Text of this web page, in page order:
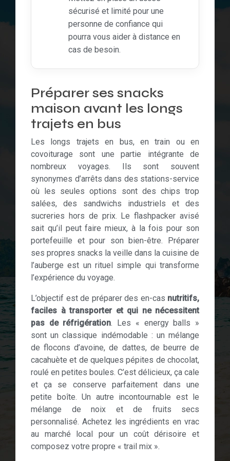
sécurisé et limité pour une
personne de confiance qui
pourra vous aider à distance en
cas de besoin.
Préparer ses snacks
maison avant les longs
trajets en bus
Les longs trajets en bus, en train ou en
covoiturage sont une partie intégrante de
nombreux voyages. Ils sont souvent
synonymes d’arrêts dans des stations-service
où les seules options sont des chips trop
salées, des sandwichs industriels et des
sucreries hors de prix. Le flashpacker avisé
sait qu’il peut faire mieux, à la fois pour son
portefeuille et pour son bien-être. Préparer
ses propres snacks la veille dans la cuisine de
l’auberge est un rituel simple qui transforme
l’expérience du voyage.
L’objectif est de préparer des en-cas nutritifs,
faciles à transporter et qui ne nécessitent
pas de réfrigération. Les « energy balls »
sont un classique indémodable : un mélange
de flocons d’avoine, de dattes, de beurre de
cacahuète et de quelques pépites de chocolat,
roulé en petites boules. C’est délicieux, ça cale
et ça se conserve parfaitement dans une
petite boîte. Un autre incontournable est le
mélange de noix et de fruits secs
personnalisé. Achetez les ingrédients en vrac
au marché local pour un coût dérisoire et
composez votre propre « trail mix ».